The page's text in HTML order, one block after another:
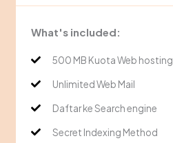
What's included:
500 MB Kuota Web hosting
Unlimited Web Mail
Daftar ke Search engine
Secret Indexing Method